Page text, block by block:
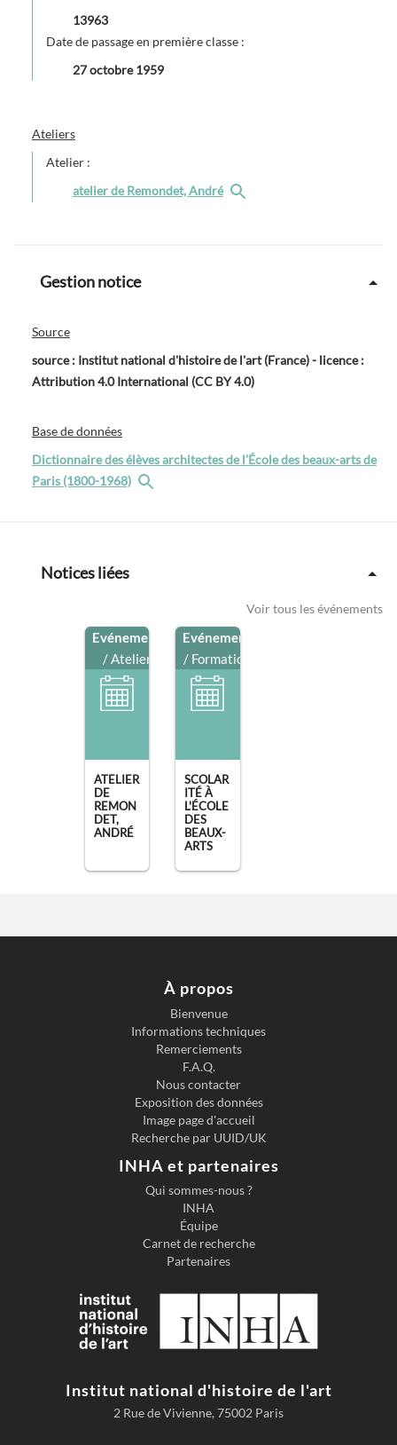
13963
Date de passage en première classe :
27 octobre 1959
Ateliers
Atelier :
atelier de Remondet, André
Gestion notice
Source
source : Institut national d'histoire de l'art (France) - licence :
Attribution 4.0 International (CC BY 4.0)
Base de données
Dictionnaire des élèves architectes de l’École des beaux-arts de
Paris (1800-1968)
Notices liées
Voir tous les événements
Evénement
/ Atelier
ATELIER
DE
REMON
DET,
ANDRÉ
Evénement
/ Formation
SCOLAR
ITÉ À
L'ÉCOLE
DES
BEAUX-
ARTS
À propos
Bienvenue
Informations techniques
Remerciements
F.A.Q.
Nous contacter
Exposition des données
Image page d'accueil
Recherche par UUID/UK
INHA et partenaires
Qui sommes-nous ?
INHA
Équipe
Carnet de recherche
Partenaires
Institut national d'histoire de l'art
2 Rue de Vivienne, 75002 Paris